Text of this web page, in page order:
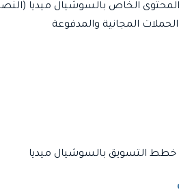
الخاص بالسوشيال ميديا (النصوص
المجانية والمدفوعة
التسويق بالسوشيال ميديا